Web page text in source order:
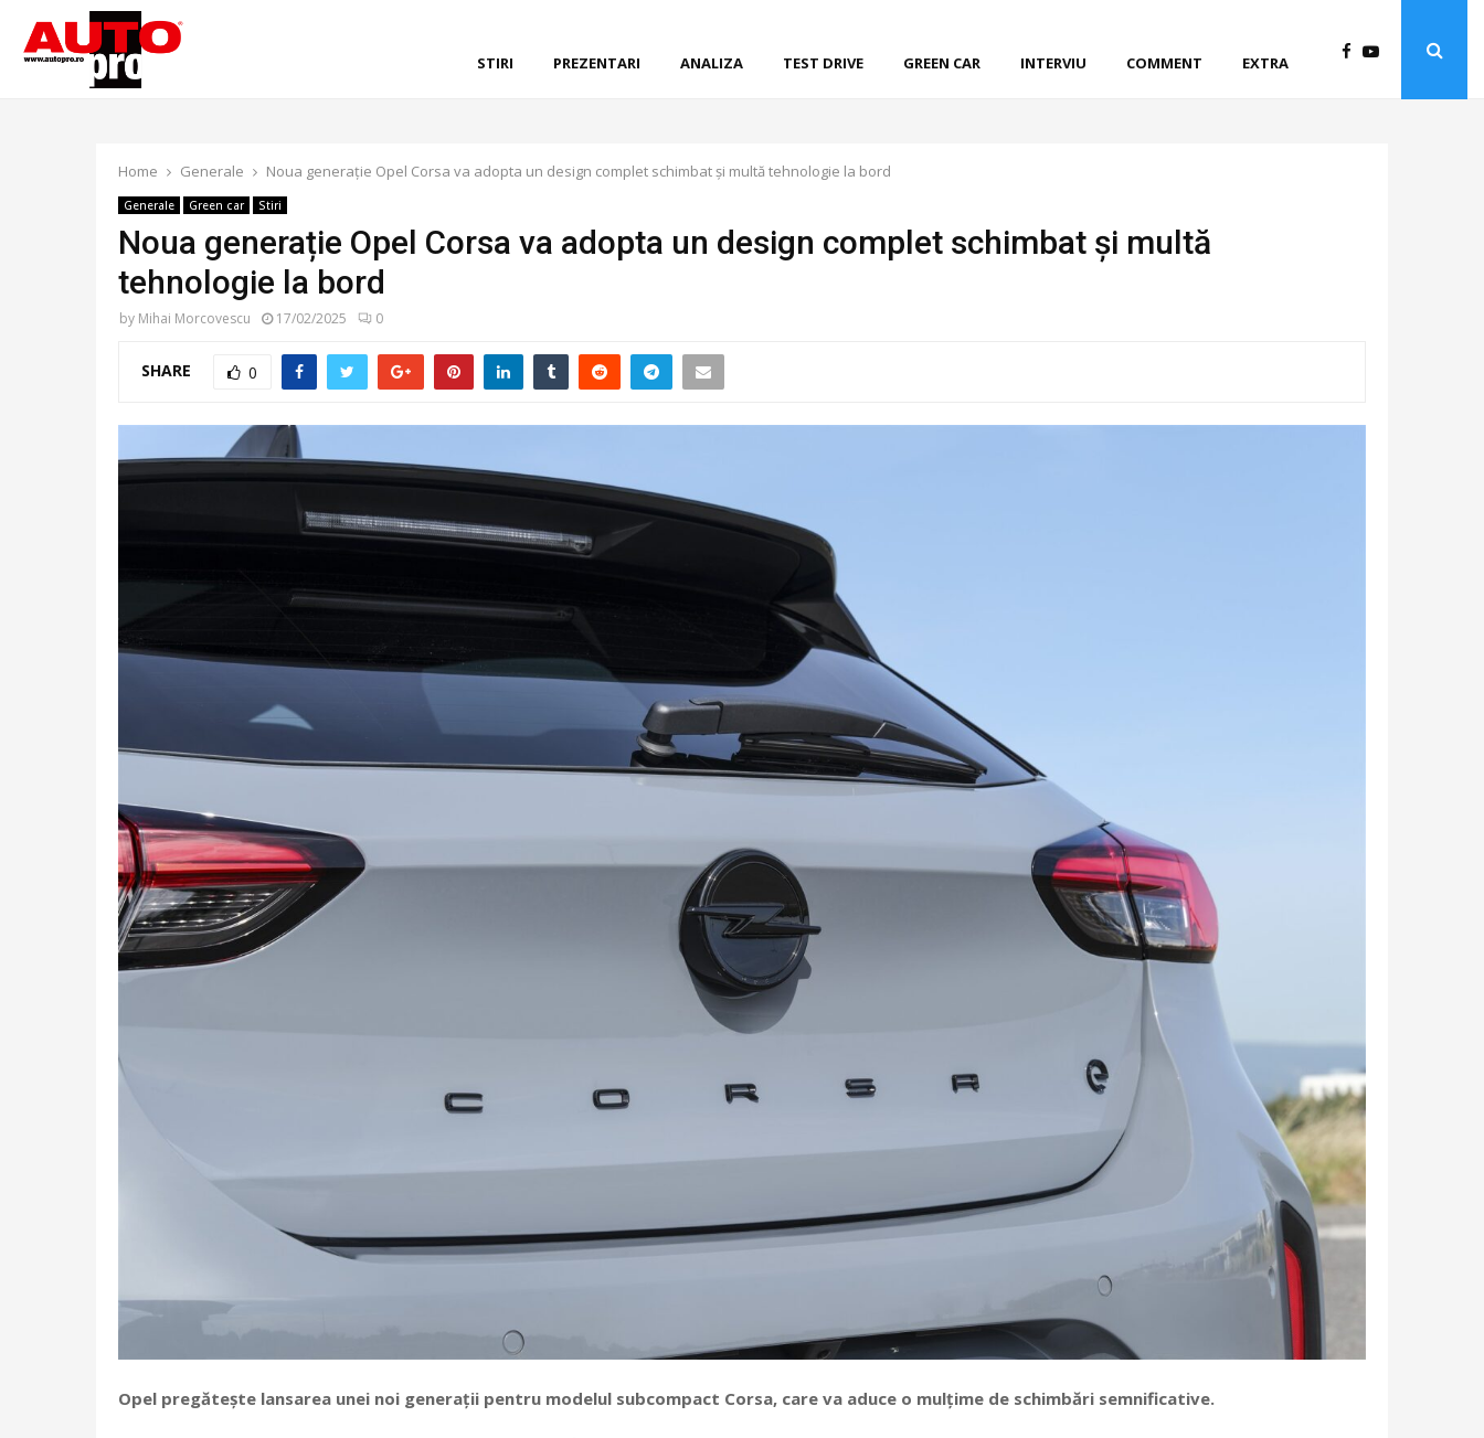
STIRI PREZENTARI ANALIZA TEST DRIVE GREEN CAR INTERVIU COMMENT EXTRA
Home Generale Noua generație Opel Corsa va adopta un design complet schimbat și multă tehnologie la bord
Generale Green car Stiri
Noua generație Opel Corsa va adopta un design complet schimbat și multă
tehnologie la bord
by Mihai Morcovescu 17/02/2025 0
SHARE 0
Opel pregătește lansarea unei noi generații pentru modelul subcompact Corsa, care va aduce o mulțime de schimbări semnificative.